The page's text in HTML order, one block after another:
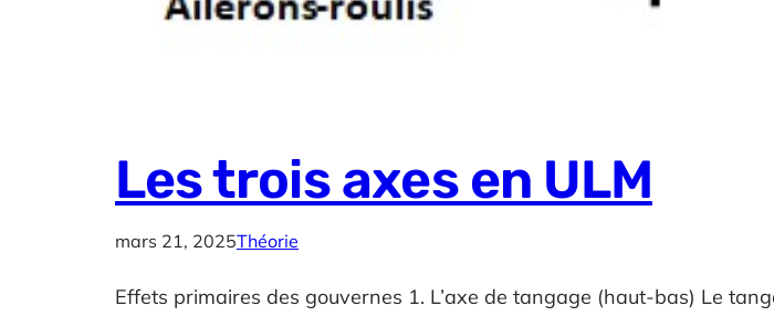
Les trois axes en ULM
mars 21, 2025Théorie
Effets primaires des gouvernes 1. L’axe de tangage (haut-bas) Le